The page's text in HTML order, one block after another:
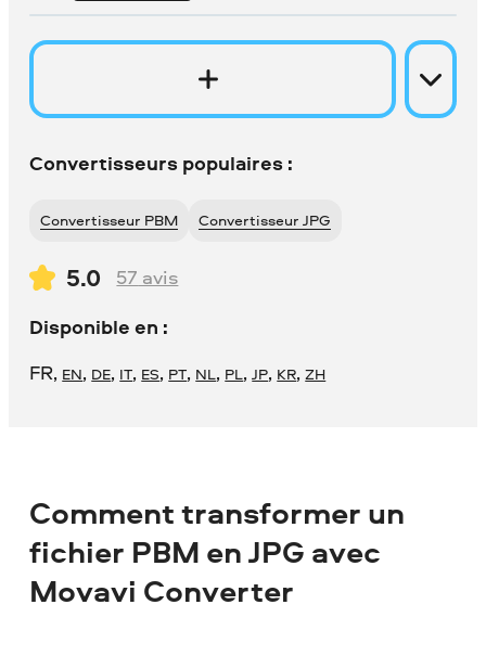
Convertisseurs populaires :
Convertisseur PBM Convertisseur JPG
5.0 57 avis
Disponible en :
FR, EN, DE, IT, ES, PT, NL, PL,JP, KR,ZH
Comment transformer un
fichier PBM en JPG avec
Movavi Converter